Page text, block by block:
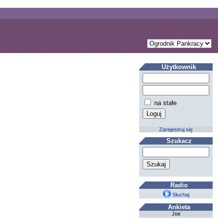
Użytkownik
na stałe
Zarejestruj się
Szukacz
Radio
Słuchaj
Ankieta
Joe